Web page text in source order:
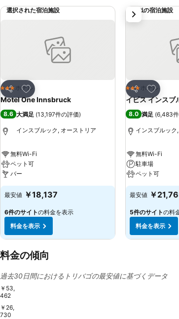
選択された宿泊施設
シェア
お気に入りに追加
3 ホテルのランク
ホテル
Motel One Innsbruck
8.6 大満足 (13,197件の評価)
インスブルック, オーストリア
無料Wi-Fi
ペット可
バー
最安値 ￥18,137
6件のサイトの料金を表示
料金を表示
類似の宿泊施設
シェア
お気に入
3 ホテルのランク
ホテル
イビス インスブ
8.0 満足 (6,483
インスブルッ
無料Wi-Fi
駐車場
ペット可
最安値 ￥
5件のサイトの料
料金を表示
次
料金の傾向
過去30日間におけるトリバゴの最安値に基づくデータ
￥53,
462
￥26,
730